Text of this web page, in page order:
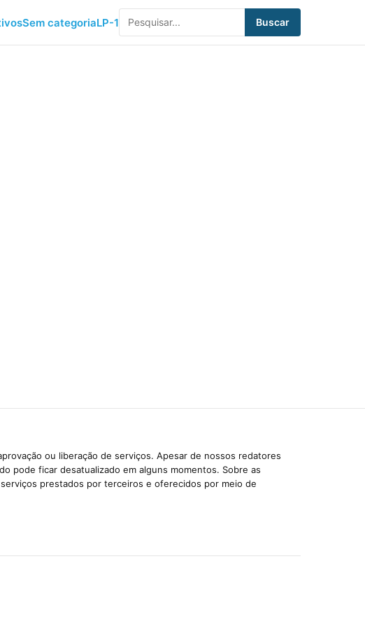
Sem categoriaLP-1 Buscar
ou liberação de serviços. Apesar de nossos redatores
pode ficar desatualizado em alguns momentos. Sobre as
prestados por terceiros e oferecidos por meio de